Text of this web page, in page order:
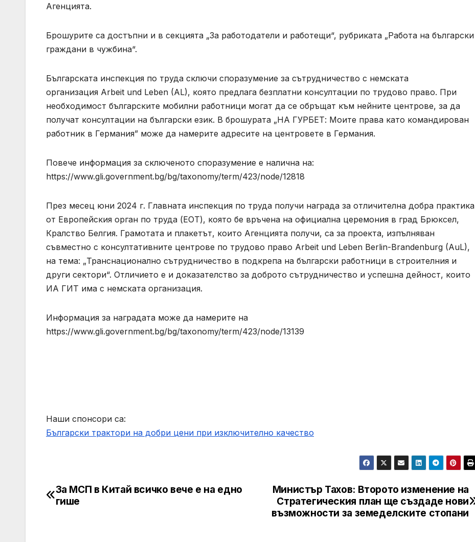
Агенцията.
Брошурите са достъпни и в секцията „За работодатели и работещи“, рубриката „Работа на български
граждани в чужбина“.
Българската инспекция по труда сключи споразумение за сътрудничество с немската
организация Arbeit und Leben (AL), която предлага безплатни консултации по трудово право. При
необходимост българските мобилни работници могат да се обръщат към нейните центрове, за да
получат консултации на български език. В брошурата „НА ГУРБЕТ: Моите права като командирован
работник в Германия” може да намерите адресите на центровете в Германия.
Повече информация за сключеното споразумение е налична на:
https://www.gli.government.bg/bg/taxonomy/term/423/node/12818
През месец юни 2024 г. Главната инспекция по труда получи награда за отличителна добра практика
от Европейския орган по труда (ЕОТ), която бе връчена на официална церемония в град Брюксел,
Кралство Белгия. Грамотата и плакетът, които Агенцията получи, са за проекта, изпълняван
съвместно с консултативните центрове по трудово право Arbeit und Leben Berlin-Brandenburg (AuL),
на тема: „Транснационално сътрудничество в подкрепа на български работници в строителния и
други сектори“. Отличието е и доказателство за доброто сътрудничество и успешна дейност, които
ИА ГИТ има с немската организация.
Информация за наградата може да намерите на
https://www.gli.government.bg/bg/taxonomy/term/423/node/13139
Наши спонсори са:
Български трактори на добри цени при изключително качество
Post
Министър Тахов: Второто изменение на
Стратегическия план ще създаде нови
възможности за земеделските стопани
За МСП в Китай всичко вече е на едно
гише